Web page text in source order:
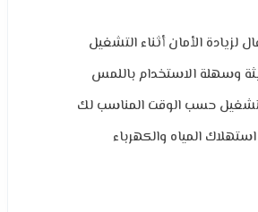
لزيادة الأمان أثناء التشغيل
حسب الوقت المناسب لك
المياه والكهرباء